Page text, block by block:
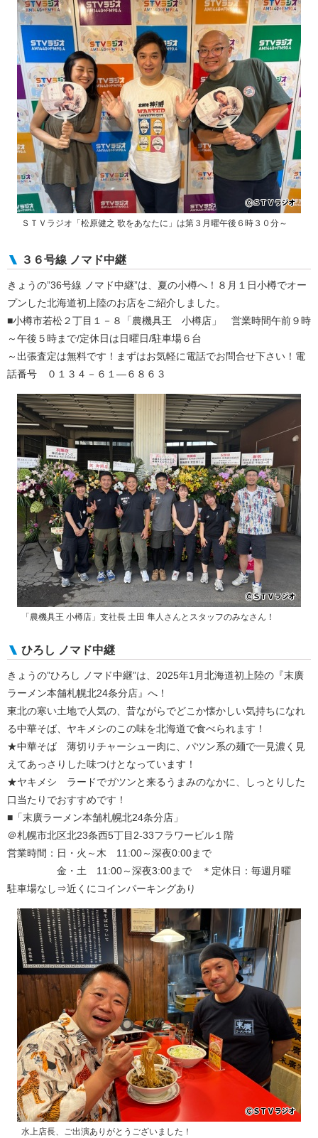
ＳＴＶラジオ「松原健之 歌をあなたに」は第３月曜午後６時３０分～
３６号線 ノマド中継
きょうの”36号線 ノマド中継”は、夏の小樽へ！８月１日小樽でオー
プンした北海道初上陸のお店をご紹介しました。
■小樽市若松２丁目１－８「農機具王 小樽店」 営業時間午前９時
～午後５時まで/定休日は日曜日/駐車場６台
～出張査定は無料です！まずはお気軽に電話でお問合せ下さい！電
話番号 ０１３４－６１—６８６３
「農機具王 小樽店」支社長 土田 隼人さんとスタッフのみなさん！
ひろし ノマド中継
きょうの”ひろし ノマド中継”は、2025年1月北海道初上陸の『末廣
ラーメン本舗札幌北24条分店』へ！
東北の寒い土地で人気の、昔ながらでどこか懐かしい気持ちになれ
る中華そば、ヤキメシのこの味を北海道で食べられます！
★中華そば 薄切りチャーシュー肉に、パツン系の麺で一見濃く見
えてあっさりした味つけとなっています！
★ヤキメシ ラードでガツンと来るうまみのなかに、しっとりした
口当たりでおすすめです！
■「末廣ラーメン本舗札幌北24条分店」
＠札幌市北区北23条西5丁目2-33フラワービル１階
営業時間：日・火～木 11:00～深夜0:00まで
金・土 11:00～深夜3:00まで ＊定休日：毎週月曜
駐車場なし⇒近くにコインパーキングあり
水上店長、ご出演ありがとうございました！